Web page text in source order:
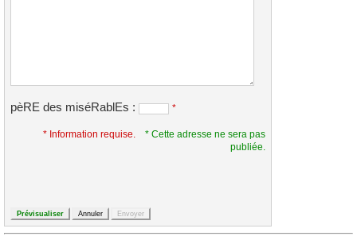
pèRE des miséRablEs : *
* Information requise.
* Cette adresse ne sera pas
publiée.